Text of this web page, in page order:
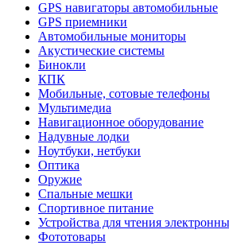
GPS навигаторы автомобильные
GPS приемники
Автомобильные мониторы
Акустические системы
Бинокли
КПК
Мобильные, сотовые телефоны
Мультимедиа
Навигационное оборудование
Надувные лодки
Ноутбуки, нетбуки
Оптика
Оружие
Спальные мешки
Спортивное питание
Устройства для чтения
Фототовары